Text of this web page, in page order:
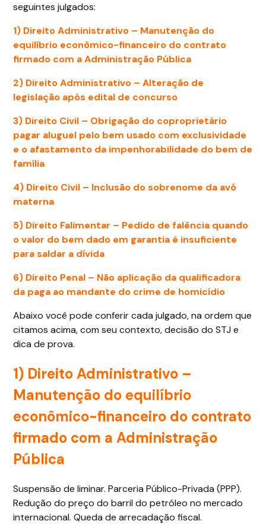
seguintes julgados:
1) Direito Administrativo – Manutenção do
equilíbrio econômico-financeiro do contrato
firmado com a Administração Pública
2) Direito Administrativo – Alteração de
legislação após edital de concurso
3) Direito Civil – Obrigação do coproprietário
pagar aluguel pelo bem usado com exclusividade
e o afastamento da impenhorabilidade do bem de
família
4) Direito Civil – Inclusão do sobrenome da avó
materna
5) Direito Falimentar – Pedido de falência quando
o valor do bem dado em garantia é insuficiente
para saldar a dívida
6) Direito Penal – Não aplicação da qualificadora
da paga ao mandante do crime de homicídio
Abaixo você pode conferir cada julgado, na ordem que
citamos acima, com seu contexto, decisão do STJ e
dica de prova.
1) Direito Administrativo –
Manutenção do equilíbrio
econômico-financeiro do contrato
firmado com a Administração
Pública
Suspensão de liminar. Parceria Público-Privada (PPP).
Redução do preço do barril do petróleo no mercado
internacional. Queda de arrecadação fiscal.